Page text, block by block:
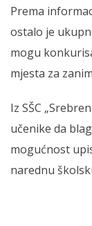
Prema
ostalo je
mogu
mjesta za
Iz SŠC
učenike da
mogućnost
narednu